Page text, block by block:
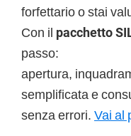
forfettario o stai
Con il pacchetto
passo:
apertura,
semplificata e
senza errori. Vai al